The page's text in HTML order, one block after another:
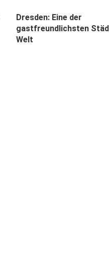
Dresden: Eine der
gastfreundlichsten
Welt